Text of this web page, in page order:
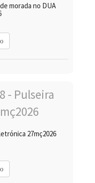
morada no DUA
27mç2026